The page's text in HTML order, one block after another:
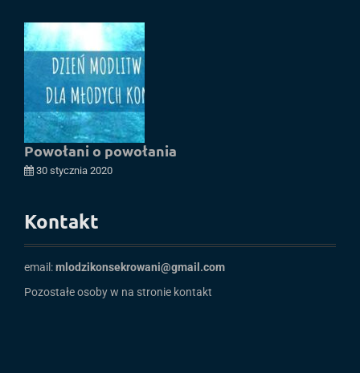
Powołani o powołania
30 stycznia 2020
Kontakt
email:mlodzikonsekrowani@gmail.com
Pozostałe osoby w na stronie kontakt